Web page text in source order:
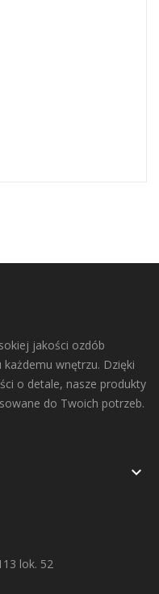
jakości ozdób
wnętrzu. Dzięki
o detale, nasze produkty
do Twoich potrzeb.

lok. 52